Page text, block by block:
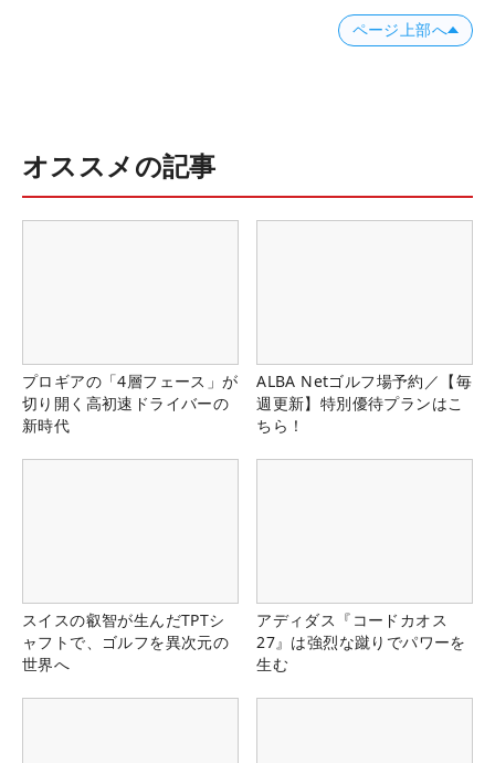
ページ上部へ
オススメの記事
プロギアの「4層フェース」が
切り開く高初速ドライバーの
新時代
ALBA Netゴルフ場予約／【毎
週更新】特別優待プランはこ
ちら！
スイスの叡智が生んだTPTシ
ャフトで、ゴルフを異次元の
世界へ
アディダス『コードカオス
27』は強烈な蹴りでパワーを
生む